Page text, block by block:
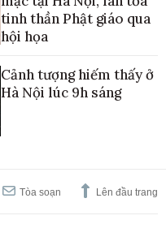
tinh thần Phật giáo qua
hội họa
Cảnh tượng hiếm thấy ở
Hà Nội lúc 9h sáng
Tòa soạn Lên đầu trang